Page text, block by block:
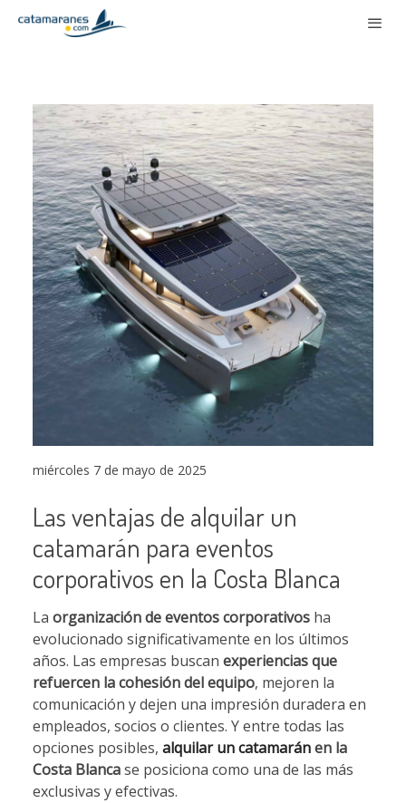
miércoles 7 de mayo de 2025
Las ventajas de alquilar un
catamarán para eventos
corporativos en la Costa Blanca
La organización de eventos corporativos ha
evolucionado significativamente en los últimos
años. Las empresas buscan experiencias que
refuercen la cohesión del equipo, mejoren la
comunicación y dejen una impresión duradera en
empleados, socios o clientes. Y entre todas las
opciones posibles, alquilar un catamaránen la
Costa Blancase posiciona como una de las más
exclusivas y efectivas.